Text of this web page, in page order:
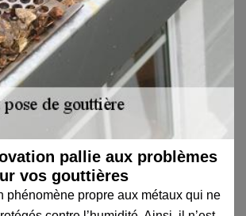
pallie aux problèmes
vos gouttières
phénomène propre aux métaux qui ne